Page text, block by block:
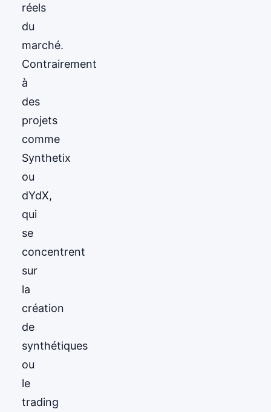
réels
du
marché.
Contrairement
à
des
projets
comme
Synthetix
ou
dYdX,
qui
se
concentrent
sur
la
création
de
synthétiques
ou
le
trading